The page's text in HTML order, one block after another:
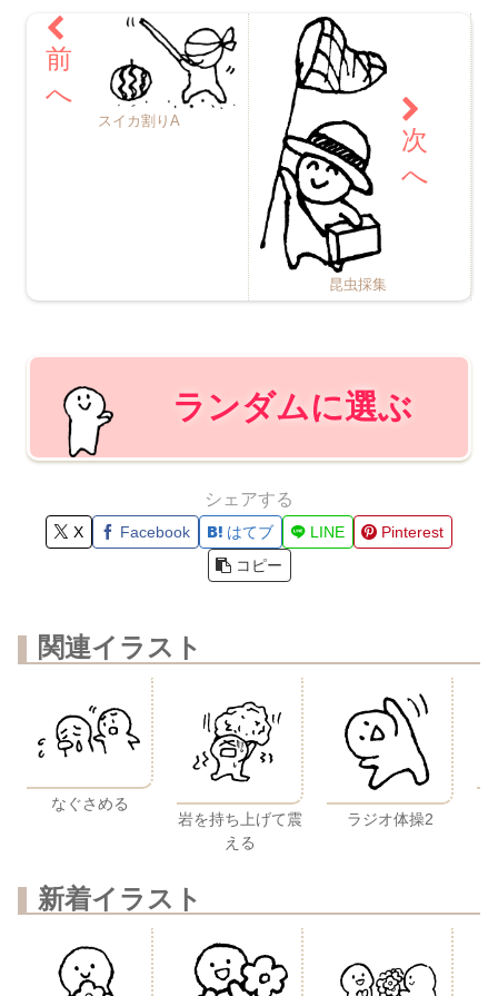
スイカ割りA
昆虫採集
ランダムに選ぶ
シェアする
X Facebook はてブ LINE
Pinterest
コピー
関連イラスト
なぐさめる
岩を持ち上げて震
える
ラジオ体操2
新着イラスト